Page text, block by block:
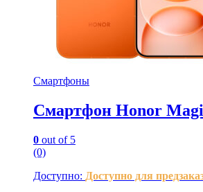
Смартфоны
Смартфон Honor
0 out of 5
(0)
Доступно: Доступно для